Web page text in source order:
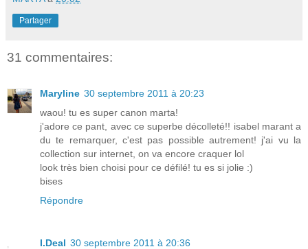
Partager
31 commentaires:
Maryline 30 septembre 2011 à 20:23
waou! tu es super canon marta!
j'adore ce pant, avec ce superbe décolleté!! isabel marant a
du te remarquer, c'est pas possible autrement! j'ai vu la
collection sur internet, on va encore craquer lol
look très bien choisi pour ce défilé! tu es si jolie :)
bises
Répondre
I.Deal 30 septembre 2011 à 20:36